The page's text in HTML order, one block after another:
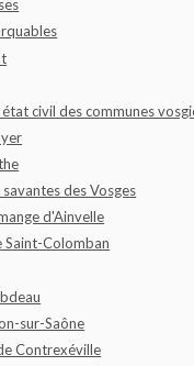
civil des communes
des Vosges
d'Ainvelle
Saint-Colomban
sur-Saône
Contrexéville